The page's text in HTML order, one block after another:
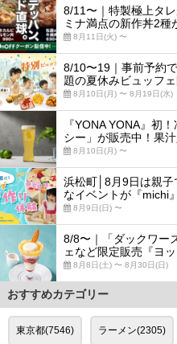
8/11〜｜特製極上タ
ミナ満点の新作丼2種
8月11日(火) 〜
8/10〜19｜事前予約
題の夏休みビュッフ
8月10日(月) 〜 8月19日(水)
『YONA YONA』初
シー」が販売中！果
8月10日(月) 〜
浜松町│8月9日は親
なイベントが『michi
8月9日(日) 〜
8/8〜｜「ダックワー
ェなど限定販売『ヨ
8月8日(土) 〜 8月30日(日)
おすすめカテゴリー
東京都(7546) ラーメン(2305)